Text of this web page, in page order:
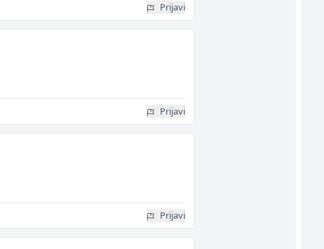
Prijavi
Prijavi
Prijavi